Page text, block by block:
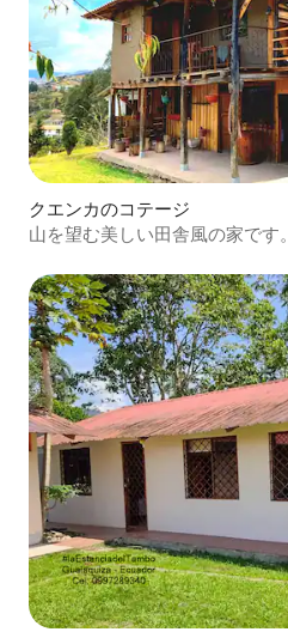
クエンカのコテージ
山を望む美しい田舎風の家です。